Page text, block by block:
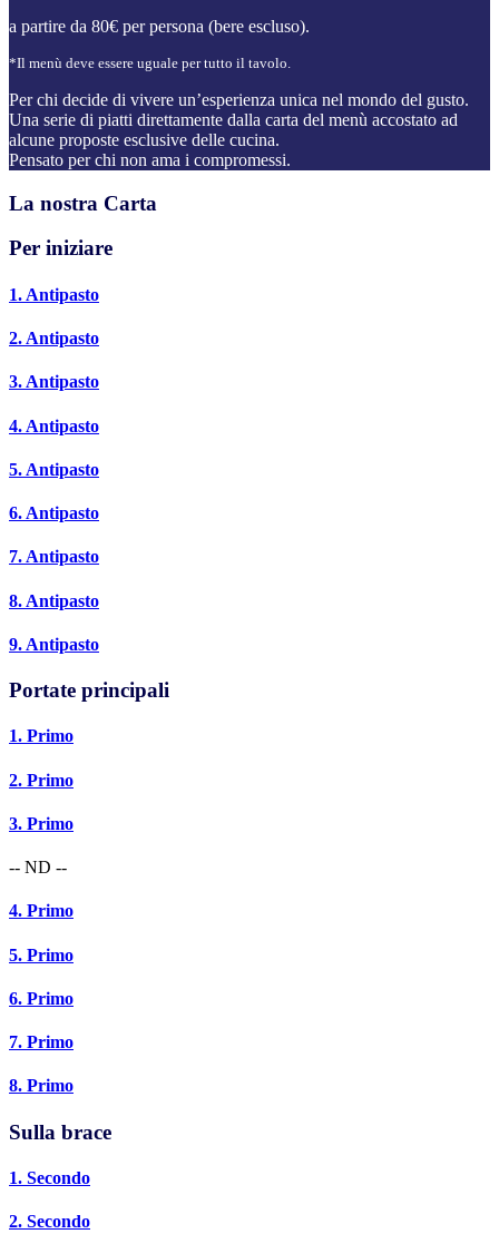
a partire da 80€ per persona (bere escluso).
*Il menù deve essere uguale per tutto il tavolo.
Per chi decide di vivere un’esperienza unica nel mondo del gusto.
Una serie di piatti direttamente dalla carta del menù accostato ad
alcune proposte esclusive delle cucina.
Pensato per chi non ama i compromessi.
La nostra Carta
Per iniziare
1. Antipasto
2. Antipasto
3. Antipasto
4. Antipasto
5. Antipasto
6. Antipasto
7. Antipasto
8. Antipasto
9. Antipasto
Portate principali
1. Primo
2. Primo
3. Primo
-- ND --
4. Primo
5. Primo
6. Primo
7. Primo
8. Primo
Sulla brace
1. Secondo
2. Secondo